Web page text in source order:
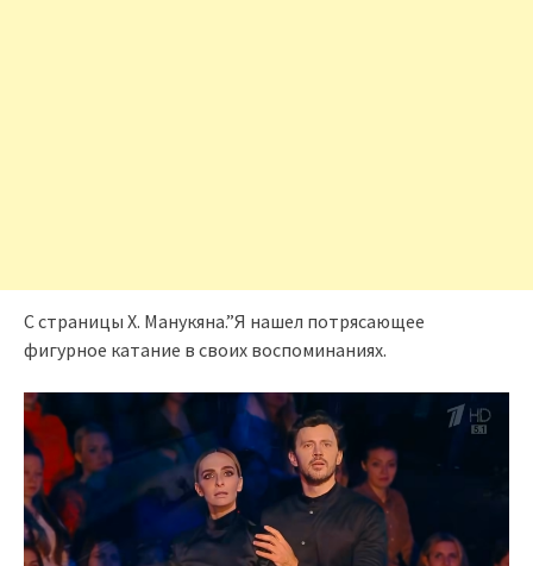
С страницы Х. Манукяна.”Я нашел потрясающее
фигурное катание в своих воспоминаниях.